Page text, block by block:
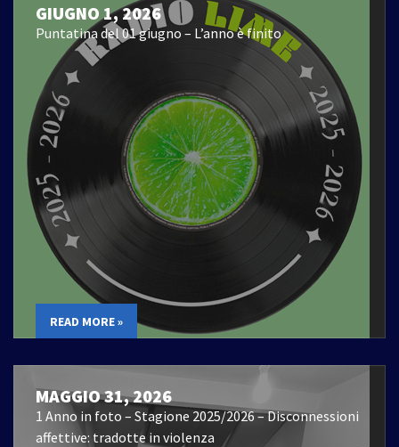
GIUGNO 1, 2026
Puntatina del 01 giugno – L’anno è finito
READ MORE »
MAGGIO 31, 2026
1 Anno in foto – Stagione 2025/2026 – Disconnessioni
affettive: tradotte in violenza